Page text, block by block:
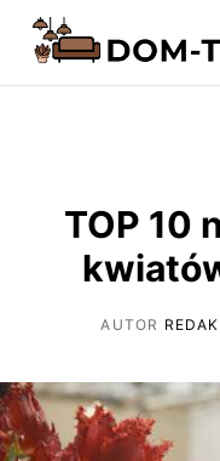
TOP 10
AUTOR